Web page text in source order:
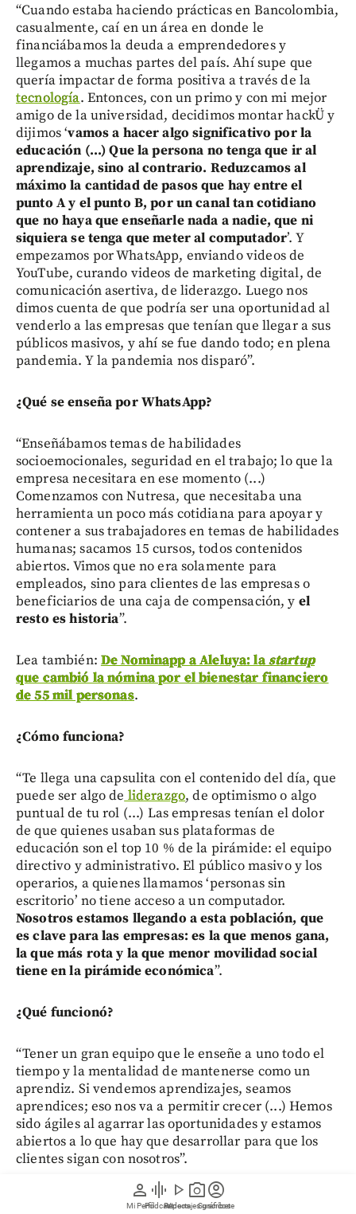
person
Mi Perfil
graphic_eq
Pódcast
play_arrow
Videos
photo_camera
Reportajes gráficos
account_circle
Suscríbete
“Cuando estaba haciendo prácticas en Bancolombia,
casualmente, caí en un área en donde le
financiábamos la deuda a emprendedores y
llegamos a muchas partes del país. Ahí supe que
quería impactar de forma positiva a través de la
tecnología. Entonces, con un primo y con mi mejor
amigo de la universidad, decidimos montar hackÜ y
dijimos ‘vamos a hacer algo significativo por la
educación (...) Que la persona no tenga que ir al
aprendizaje, sino al contrario. Reduzcamos al
máximo la cantidad de pasos que hay entre el
punto A y el punto B, por un canal tan cotidiano
que no haya que enseñarle nada a nadie, que ni
siquiera se tenga que meter al computador’. Y
empezamos por WhatsApp, enviando videos de
YouTube, curando videos de marketing digital, de
comunicación asertiva, de liderazgo. Luego nos
dimos cuenta de que podría ser una oportunidad al
venderlo a las empresas que tenían que llegar a sus
públicos masivos, y ahí se fue dando todo; en plena
pandemia. Y la pandemia nos disparó”.
¿Qué se enseña por WhatsApp?
“Enseñábamos temas de habilidades
socioemocionales, seguridad en el trabajo; lo que la
empresa necesitara en ese momento (...)
Comenzamos con Nutresa, que necesitaba una
herramienta un poco más cotidiana para apoyar y
contener a sus trabajadores en temas de habilidades
humanas; sacamos 15 cursos, todos contenidos
abiertos. Vimos que no era solamente para
empleados, sino para clientes de las empresas o
beneficiarios de una caja de compensación, y el
resto es historia”.
Lea también: De Nominapp a Aleluya: lastartup
que cambió la nómina por el bienestar financiero
de 55 mil personas.
¿Cómo funciona?
“Te llega una capsulita con el contenido del día, que
puede ser algo de liderazgo, de optimismo o algo
puntual de tu rol (...) Las empresas tenían el dolor
de que quienes usaban sus plataformas de
educación son el top 10 % de la pirámide: el equipo
directivo y administrativo. El público masivo y los
operarios, a quienes llamamos ‘personas sin
escritorio’ no tiene acceso a un computador.
Nosotros estamos llegando a esta población, que
es clave para las empresas: es la que menos gana,
la que más rota y la que menor movilidad social
tiene en la pirámide económica”.
¿Qué funcionó?
“Tener un gran equipo que le enseñe a uno todo el
tiempo y la mentalidad de mantenerse como un
aprendiz. Si vendemos aprendizajes, seamos
aprendices; eso nos va a permitir crecer (...) Hemos
sido ágiles al agarrar las oportunidades y estamos
abiertos a lo que hay que desarrollar para que los
clientes sigan con nosotros”.
“En América Latina, donde el 10 % de las personas más